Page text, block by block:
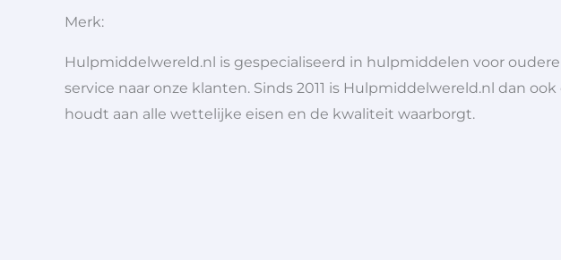
Merk:
Hulpmiddelwereld.nl is gespecialiseerd in hulpmiddelen voor
service naar onze klanten. Sinds 2011 is Hulpmiddelwereld.nl dan
houdt aan alle wettelijke eisen en de kwaliteit waarborgt.